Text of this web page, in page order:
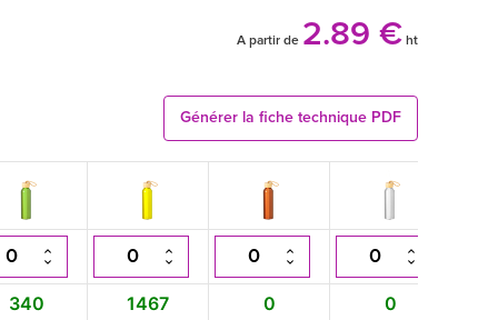
A partir de 2.89 € ht
Générer la fiche technique PDF
340 1467 0 0